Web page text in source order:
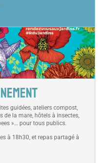
guidées, ateliers compost,
de la mare, hôtels à insectes,
»… pour tous publics.
à 18h30, et repas partagé à